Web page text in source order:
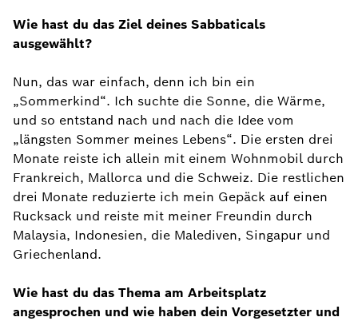
Wie hast du das Ziel deines Sabbaticals
ausgewählt?
Nun, das war einfach, denn ich bin ein
„Sommerkind“. Ich suchte die Sonne, die Wärme,
und so entstand nach und nach die Idee vom
„längsten Sommer meines Lebens“. Die ersten drei
Monate reiste ich allein mit einem Wohnmobil durch
Frankreich, Mallorca und die Schweiz. Die restlichen
drei Monate reduzierte ich mein Gepäck auf einen
Rucksack und reiste mit meiner Freundin durch
Malaysia, Indonesien, die Malediven, Singapur und
Griechenland.
Wie hast du das Thema am Arbeitsplatz
angesprochen und wie haben dein Vorgesetzter und